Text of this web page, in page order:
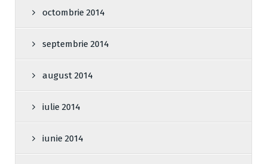
octombrie 2014
septembrie 2014
august 2014
iulie 2014
iunie 2014